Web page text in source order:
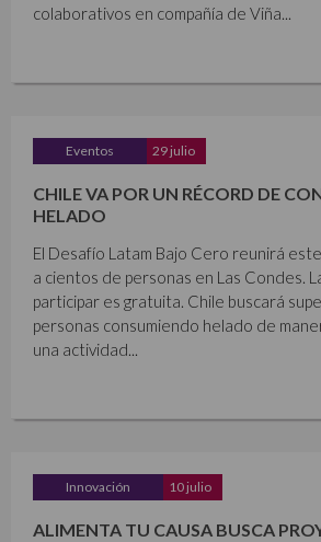
colaborativos en compañía de Viña...
Eventos 29 julio
CHILE VA POR UN RÉCORD DE
HELADO
El Desafío Latam Bajo Cero reunirá
a cientos de personas en Las Condes.
participar es gratuita. Chile buscará
personas consumiendo helado de
una actividad...
Innovación 10 julio
ALIMENTA TU CAUSA BUSCA